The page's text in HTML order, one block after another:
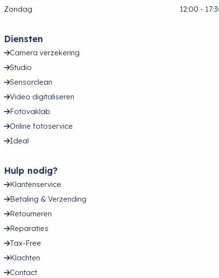
Zondag
12:00 -
Diensten
Camera verzekering
Studio
Sensorclean
Video digitaliseren
Fotovaklab
Online fotoservice
Ideal
Hulp nodig?
Klantenservice
Betaling & Verzending
Retourneren
Reparaties
Tax-Free
Klachten
Contact